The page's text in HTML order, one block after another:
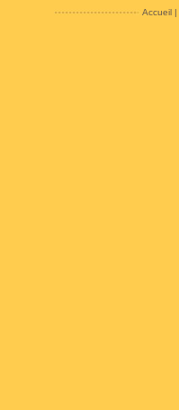
Accueil|